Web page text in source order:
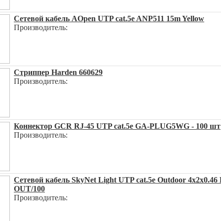
Сетевой кабель AOpen UTP cat.5e ANP511 15m Yellow
Производитель:
Стриппер Harden 660629
Производитель:
Коннектор GCR RJ-45 UTP cat.5e GA-PLUG5WG - 100 шт
Производитель:
Сетевой кабель SkyNet Light UTP cat.5e Outdoor
OUT/100
Производитель: